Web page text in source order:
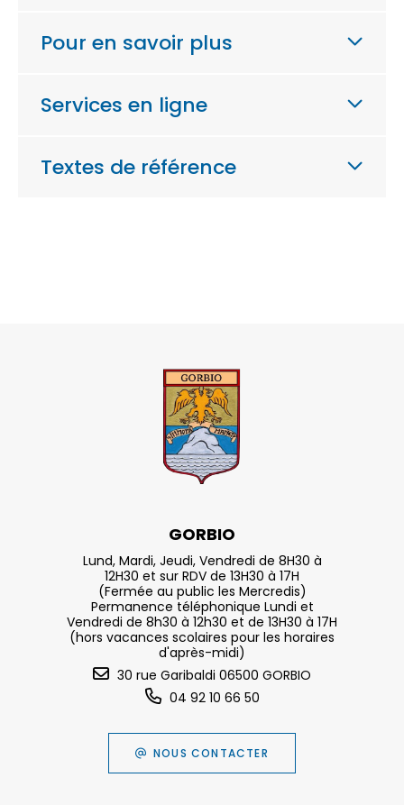
Pour en savoir plus
Services en ligne
Textes de référence
GORBIO
Lund, Mardi, Jeudi, Vendredi de 8H30 à
12H30 et sur RDV de 13H30 à 17H
(Fermée au public les Mercredis)
Permanence téléphonique Lundi et
Vendredi de 8h30 à 12h30 et de 13H30 à 17H
(hors vacances scolaires pour les horaires
d'après-midi)
30 rue Garibaldi 06500 GORBIO
04 92 10 66 50
NOUS CONTACTER